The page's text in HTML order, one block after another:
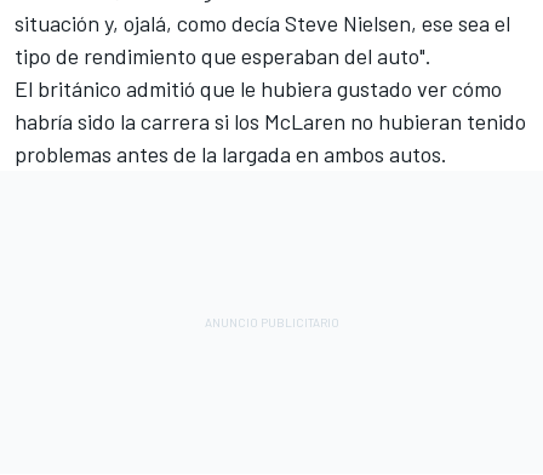
situación y, ojalá, como decía Steve Nielsen, ese sea el
tipo de rendimiento que esperaban del auto".
El británico admitió que le hubiera gustado ver cómo
habría sido la carrera si los McLaren no hubieran tenido
problemas antes de la largada en ambos autos.